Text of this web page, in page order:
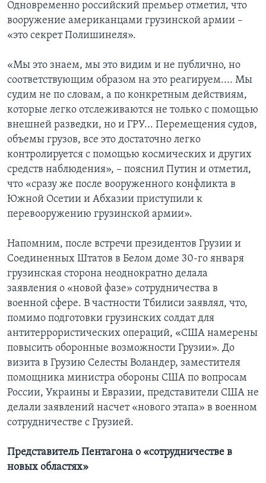
Одновременно российский премьер отметил, что
вооружение американцами грузинской армии –
«это секрет Полишинеля».
«Мы это знаем, мы это видим и не публично, но
соответствующим образом на это реагируем.... Мы
судим не по словам, а по конкретным действиям,
которые легко отслеживаются не только с помощью
внешней разведки, но и ГРУ... Перемещения судов,
объемы грузов, все это достаточно легко
контролируется с помощью космических и других
средств наблюдения», – пояснил Путин и отметил,
что «сразу же после вооруженного конфликта в
Южной Осетии и Абхазии приступили к
перевооружению грузинской армии».
Напомним, после встречи президентов Грузии и
Соединенных Штатов в Белом доме 30-го января
грузинская сторона неоднократно делала
заявления о «новой фазе» сотрудничества в
военной сфере. В частности Тбилиси заявлял, что,
помимо подготовки грузинских солдат для
антитеррористических операций, «США намерены
повысить оборонные возможности Грузии». До
визита в Грузию Селесты Воландер, заместителя
помощника министра обороны США по вопросам
России, Украины и Евразии, представители США не
делали заявлений насчет «нового этапа» в военном
сотрудничестве с Грузией.
Представитель Пентагона о «сотрудничестве в
новых областях»